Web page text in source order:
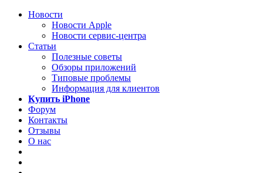
Новости
Новости Apple
Новости сервис-центра
Статьи
Полезные советы
Обзоры приложений
Типовые проблемы
Информация для клиентов
Купить iPhone
Форум
Контакты
Отзывы
О нас